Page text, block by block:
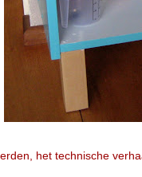
het technische